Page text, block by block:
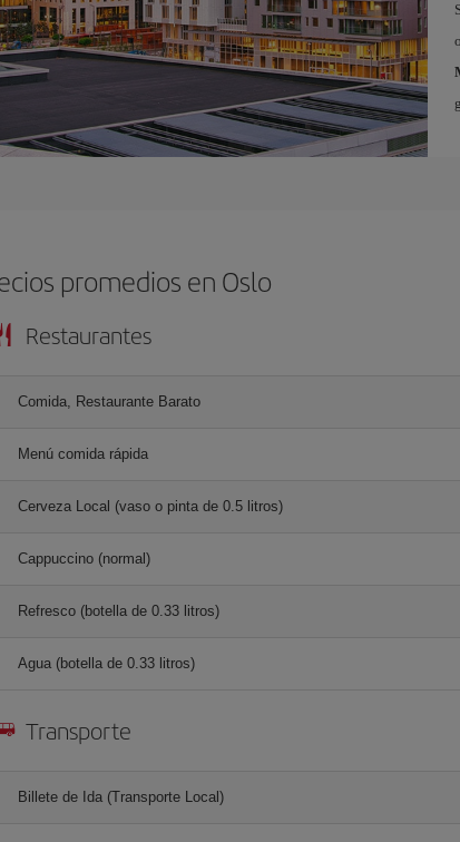
promedios en Oslo
Restaurantes
Comida, Restaurante Barato
Menú comida rápida
Cerveza Local (vaso o pinta de 0.5 litros)
Cappuccino (normal)
Refresco (botella de 0.33 litros)
Agua (botella de 0.33 litros)
Transporte
Billete de Ida (Transporte Local)